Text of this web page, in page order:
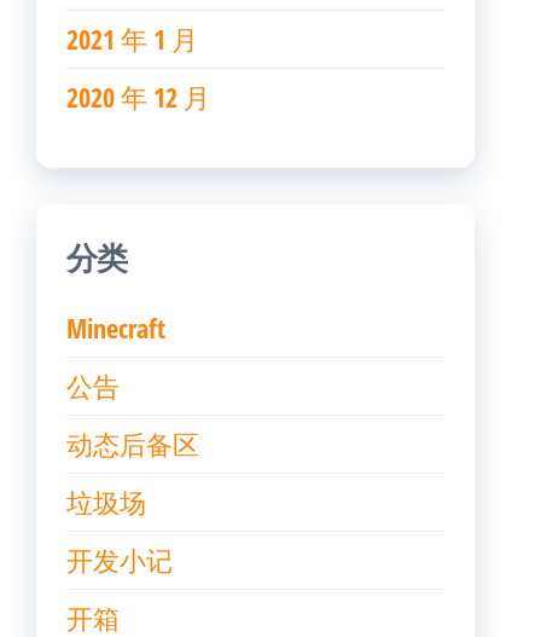
2021 年 1 月
2020 年 12 月
分类
Minecraft
公告
动态后备区
垃圾场
开发小记
开箱